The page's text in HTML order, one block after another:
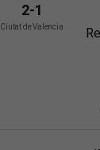
2-1
Ciutat de Valencia